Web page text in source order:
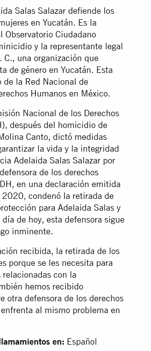
Salas Salazar defiende los
en Yucatán. Es la
Observatorio Ciudadano
y la representante legal
C., una organización que
de género en Yucatán. Esta
de la Red Nacional de
Humanos en México.
Nacional de los Derechos
después del homicidio de
Canto, dictó medidas
la vida y la integridad
Adelaida Salas Salazar por
de los derechos
en una declaración emitida
condenó la retirada de
para Adelaida Salas y
de hoy, esta defensora sigue
inminente.
recibida, la retirada de los
porque se les necesita para
con la
hemos recibido
otra defensora de los derechos
al mismo problema en
en: Español